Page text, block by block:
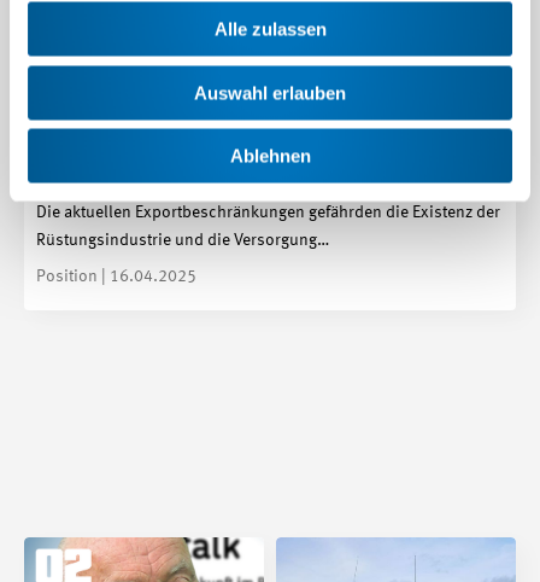
Alle zulassen
Auswahl erlauben
Ablehnen
Die aktuellen Exportbeschränkungen gefährden die Existenz der
Rüstungsindustrie und die Versorgung…
Position | 16.04.2025